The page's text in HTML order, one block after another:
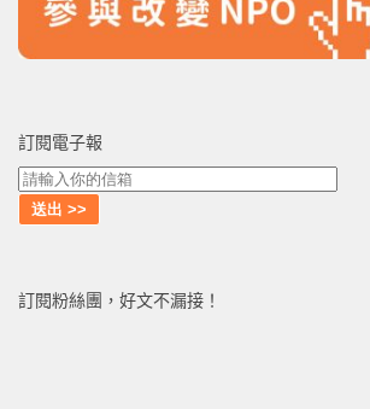
訂閱電子報
訂閱粉絲團，好文不漏接！